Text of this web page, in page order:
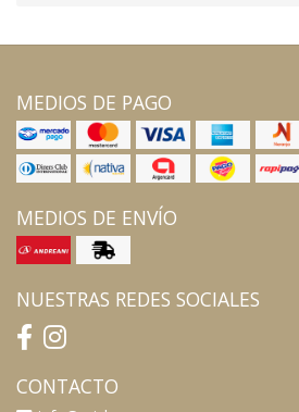
MEDIOS DE PAGO
MEDIOS DE ENVÍO
NUESTRAS REDES SOCIALES
CONTACTO